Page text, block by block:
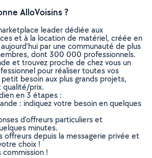
AlloVoisins ?
leader dédiée aux
et à la location de matériel, créée en
par une communauté de plus
dont 300 000 professionnels.
et trouvez proche de chez vous un
pour réaliser toutes vos
besoin aux plus grands projets,
qualité/prix.
en 3 étapes :
: indiquez votre besoin en quelques
d’offreurs particuliers et
minutes.
offreurs depuis la messagerie privée et
choix !
commission !